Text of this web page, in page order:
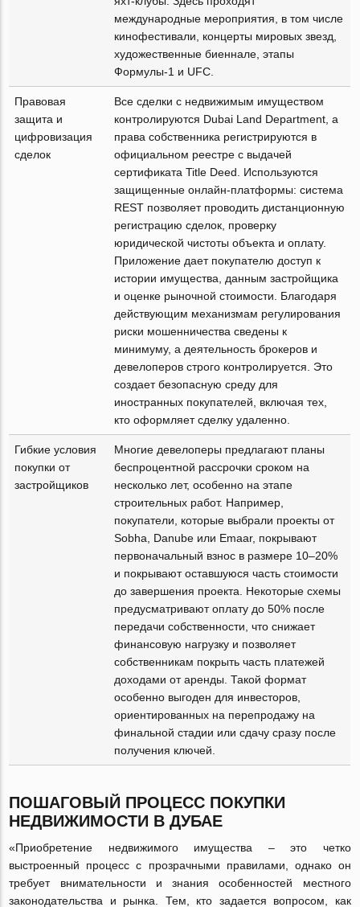
международные мероприятия, в том числе
кинофестивали, концерты мировых звезд,
художественные биеннале, этапы
Формулы-1 и UFC.
Правовая
защита и
цифровизация
сделок
Все сделки с недвижимым имуществом
контролируются Dubai Land Department, а
права собственника регистрируются в
официальном реестре с выдачей
сертификата Title Deed. Используются
защищенные онлайн-платформы: система
REST позволяет проводить дистанционную
регистрацию сделок, проверку
юридической чистоты объекта и оплату.
Приложение дает покупателю доступ к
истории имущества, данным застройщика
и оценке рыночной стоимости. Благодаря
действующим механизмам регулирования
риски мошенничества сведены к
минимуму, а деятельность брокеров и
девелоперов строго контролируется. Это
создает безопасную среду для
иностранных покупателей, включая тех,
кто оформляет сделку удаленно.
Гибкие условия
покупки от
застройщиков
Многие девелоперы предлагают планы
беспроцентной рассрочки сроком на
несколько лет, особенно на этапе
строительных работ. Например,
покупатели, которые выбрали проекты от
Sobha, Danube или Emaar, покрывают
первоначальный взнос в размере 10–20%
и покрывают оставшуюся часть стоимости
до завершения проекта. Некоторые схемы
предусматривают оплату до 50% после
передачи собственности, что снижает
финансовую нагрузку и позволяет
собственникам покрыть часть платежей
доходами от аренды. Такой формат
особенно выгоден для инвесторов,
ориентированных на перепродажу на
финальной стадии или сдачу сразу после
получения ключей.
ПОШАГОВЫЙ ПРОЦЕСС ПОКУПКИ
НЕДВИЖИМОСТИ В ДУБАЕ
«Приобретение недвижимого имущества – это четко
выстроенный процесс с прозрачными правилами, однако он
требует внимательности и знания особенностей местного
законодательства и рынка. Тем, кто задается вопросом, как